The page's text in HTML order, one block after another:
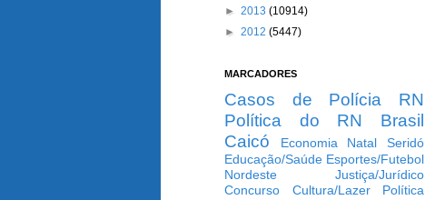
► 2013 (10914)
► 2012 (5447)
MARCADORES
Casos de Polícia
RN
Política do RN
Brasil
Caicó
Economia Natal
Seridó
Educação/Saúde Esportes/Futebol
Nordeste
Justiça/Jurídico
Concurso
Cultura/Lazer
Política